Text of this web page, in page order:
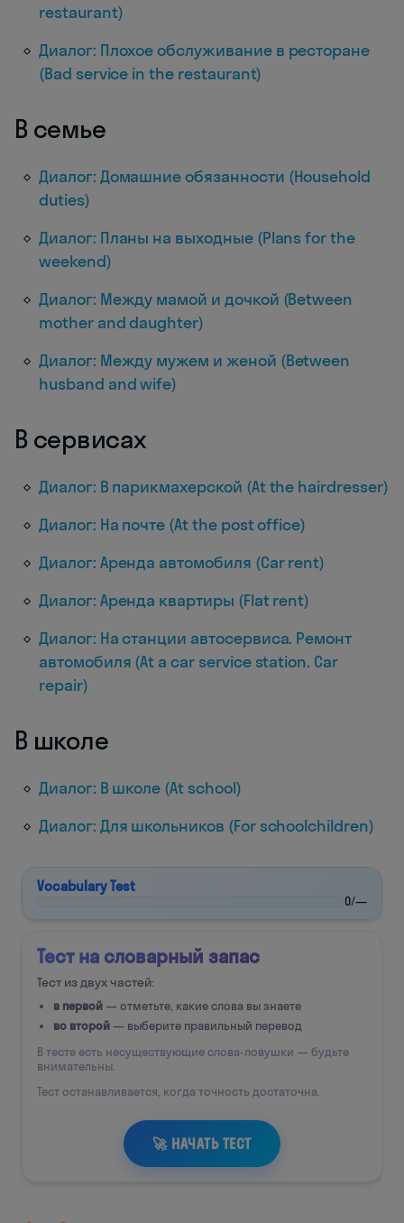
restaurant)
Диалог: Плохое обслуживание в ресторане
(Bad service in the restaurant)
В семье
Диалог: Домашние обязанности (Household
duties)
Диалог: Планы на выходные (Plans for the
weekend)
Диалог: Между мамой и дочкой (Between
mother and daughter)
Диалог: Между мужем и женой (Between
husband and wife)
В сервисах
Диалог: В парикмахерской (At the hairdresser)
Диалог: На почте (At the post office)
Диалог: Аренда автомобиля (Car rent)
Диалог: Аренда квартиры (Flat rent)
Диалог: На станции автосервиса. Ремонт
автомобиля (At a car service station. Car
repair)
В школе
Диалог: В школе (At school)
Диалог: Для школьников (For schoolchildren)